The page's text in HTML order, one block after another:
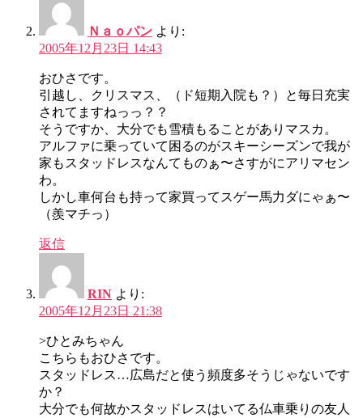
Ｎａｏパン より:
2005年12月23日 14:43
おひさです。
引越し、クリスマス、（ド短期入院も？）と毎日充実
されてますねっっ？？
そうですか、大分でも雪積もることがありマスカ。
アルファに乗っていて困るのがスキーシーズンで我が
家もスタッドレスなんてものぁ〜さすがにアリマセン
わ。
しかし車何台も持って家買ってスゲー馬力ダにゃぁ〜
（羨マチっ）
返信
RIN より:
2005年12月23日 21:38
>ひとみちゃん
こちらもおひさです。
スタッドレス…広島だと使う頻度多そうじゃないです
か？
大分でも何故かスタッドレスはいてる仏車乗りの友人